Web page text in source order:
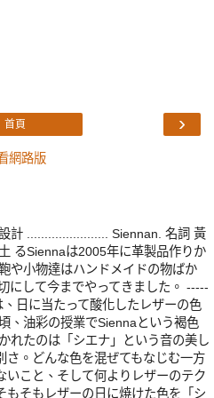
›
首頁
網路版
計 ....................... Siennan. 名詞 黃
るSiennaは2005年に革製品作りか
や小物達はハンドメイドの物ばか
にして今までやってきました。 -----
日に当たって酸化したレザーの色
、油彩の授業でSiennaという褐色
れたのは「シエナ」という音の美し
さ。どんな色を混ぜてもなじむ一方
いこと、そして何よりレザーのテク
もそもレザーの日に焼けた色を「シ